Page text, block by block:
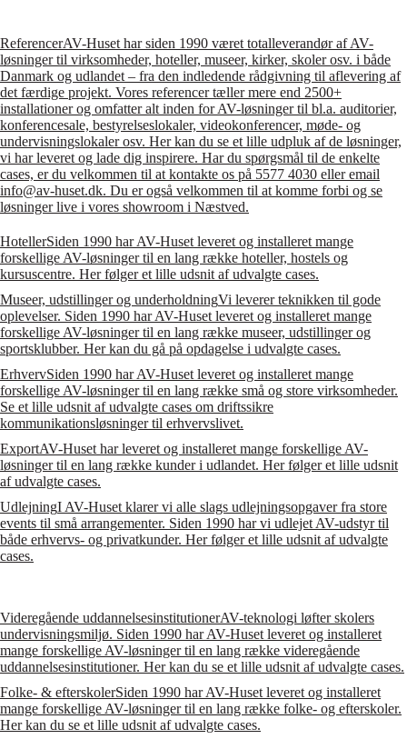
ReferencerAV-Huset har siden 1990 været totalleverandør af AV-
løsninger til virksomheder, hoteller, museer, kirker, skoler osv. i både
Danmark og udlandet – fra den indledende rådgivning til aflevering af
det færdige projekt. Vores referencer tæller mere end 2500+
installationer og omfatter alt inden for AV-løsninger til bl.a. auditorier,
konferencesale, bestyrelseslokaler, videokonferencer, møde- og
undervisningslokaler osv. Her kan du se et lille udpluk af de løsninger,
vi har leveret og lade dig inspirere. Har du spørgsmål til de enkelte
cases, er du velkommen til at kontakte os på 5577 4030 eller email
info@av-huset.dk. Du er også velkommen til at komme forbi og se
løsninger live i vores showroom i Næstved.
HotellerSiden 1990 har AV-Huset leveret og installeret mange
forskellige AV-løsninger til en lang række hoteller, hostels og
kursuscentre. Her følger et lille udsnit af udvalgte cases.
Museer, udstillinger og underholdningVi leverer teknikken til gode
oplevelser. Siden 1990 har AV-Huset leveret og installeret mange
forskellige AV-løsninger til en lang række museer, udstillinger og
sportsklubber. Her kan du gå på opdagelse i udvalgte cases.
ErhvervSiden 1990 har AV-Huset leveret og installeret mange
forskellige AV-løsninger til en lang række små og store virksomheder.
Se et lille udsnit af udvalgte cases om driftssikre
kommunikationsløsninger til erhvervslivet.
ExportAV-Huset har leveret og installeret mange forskellige AV-
løsninger til en lang række kunder i udlandet. Her følger et lille udsnit
af udvalgte cases.
UdlejningI AV-Huset klarer vi alle slags udlejningsopgaver fra store
events til små arrangementer. Siden 1990 har vi udlejet AV-udstyr til
både erhvervs- og privatkunder. Her følger et lille udsnit af udvalgte
cases.
Videregående uddannelsesinstitutionerAV-teknologi løfter skolers
undervisningsmiljø. Siden 1990 har AV-Huset leveret og installeret
mange forskellige AV-løsninger til en lang række videregående
uddannelsesinstitutioner. Her kan du se et lille udsnit af udvalgte cases.
Folke- & efterskolerSiden 1990 har AV-Huset leveret og installeret
mange forskellige AV-løsninger til en lang række folke- og efterskoler.
Her kan du se et lille udsnit af udvalgte cases.